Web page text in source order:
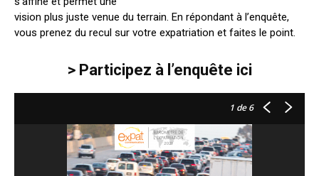
vision plus juste venue du terrain. En répondant à l’enquête,
vous prenez du recul sur votre expatriation et faites le point.
> Participez à l’enquête ici
1 de 6